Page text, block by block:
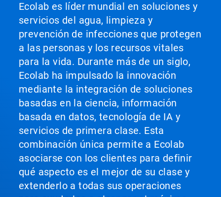
Ecolab es líder mundial en soluciones y
servicios del agua, limpieza y
prevención de infecciones que protegen
a las personas y los recursos vitales
para la vida. Durante más de un siglo,
Ecolab ha impulsado la innovación
mediante la integración de soluciones
basadas en la ciencia, información
basada en datos, tecnología de IA y
servicios de primera clase. Esta
combinación única permite a Ecolab
asociarse con los clientes para definir
qué aspecto es el mejor de su clase y
extenderlo a todas sus operaciones